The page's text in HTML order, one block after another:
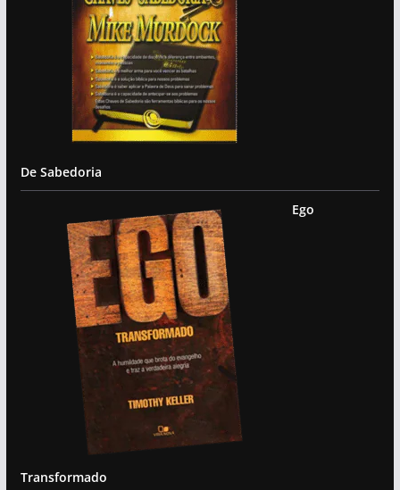
De Sabedoria
Ego
Transformado